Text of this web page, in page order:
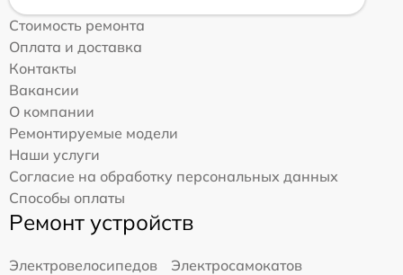
Стоимость ремонта
Оплата и доставка
Контакты
Вакансии
О компании
Ремонтируемые модели
Наши услуги
Согласие на обработку персональных данных
Способы оплаты
Ремонт устройств
Электровелосипедов
Электросамокатов